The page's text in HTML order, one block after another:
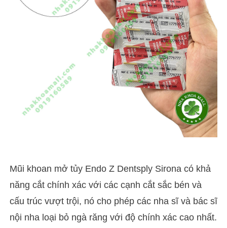
Mũi khoan mở tủy Endo Z Dentsply Sirona có khả
năng cắt chính xác với các cạnh cắt sắc bén và
cấu trúc vượt trội, nó cho phép các nha sĩ và bác sĩ
nội nha loại bỏ ngà răng với độ chính xác cao nhất.